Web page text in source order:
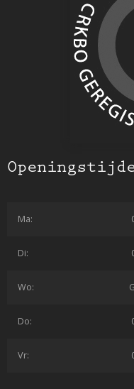
Ma:
Di:
Wo:
Do:
Vr: